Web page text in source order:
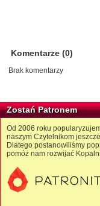
Komentarze (0)
Brak komentarzy
Zostań Patronem
Od 2006 roku
naszym Czytelnikom
Dlatego postanowiliśmy
pomóż nam rozwijać